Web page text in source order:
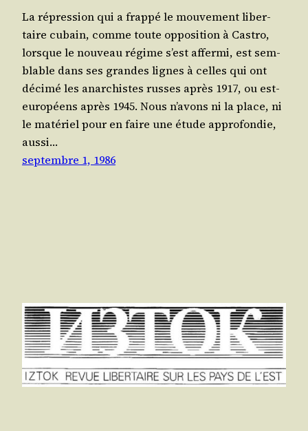
La répres­sion qui a frap­pé le mou­ve­ment liber­
taire cubain, comme toute oppo­si­tion à Cas­tro,
lorsque le nou­veau régime s’est affer­mi, est sem­
blable dans ses grandes lignes à celles qui ont
déci­mé les anar­chistes russes après 1917, ou est-
euro­péens après 1945. Nous n’a­vons ni la place, ni
le maté­riel pour en faire une étude appro­fon­die,
aus­si…
septembre 1, 1986